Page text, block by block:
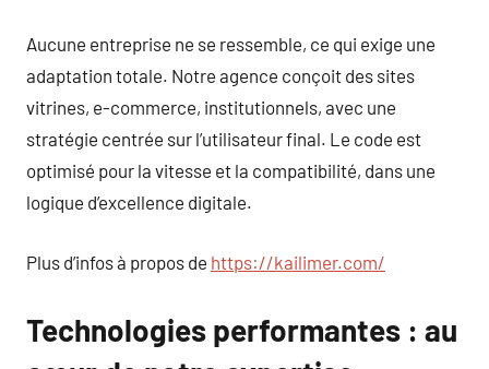
Aucune entreprise ne se ressemble, ce qui exige une
adaptation totale. Notre agence conçoit des sites
vitrines, e-commerce, institutionnels, avec une
stratégie centrée sur l’utilisateur final. Le code est
optimisé pour la vitesse et la compatibilité, dans une
logique d’excellence digitale.
Plus d’infos à propos de https://kailimer.com/
Technologies performantes : au